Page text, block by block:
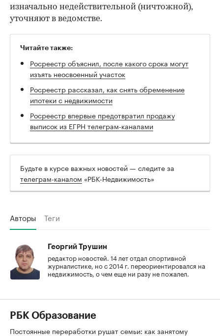
изначально недействительной (ничтожной),
уточняют в ведомстве.
Читайте также:
Росреестр объяснил, после какого срока могут
изъять неосвоенный участок
Росреестр рассказал, как снять обременение
ипотеки с недвижимости
Росреестр впервые предотвратил продажу
выписок из ЕГРН телеграм-каналами
Будьте в курсе важных новостей — следите за
телеграм-каналом «РБК-Недвижимость»
Авторы Теги
Георгий Трушин
редактор новостей. 14 лет отдал спортивной
журналистике, но с 2014 г. переориентировался на
недвижимость, о чем еще ни разу не пожалел.
РБК Образование
Постоянные переработки рушат семьи: как занятому